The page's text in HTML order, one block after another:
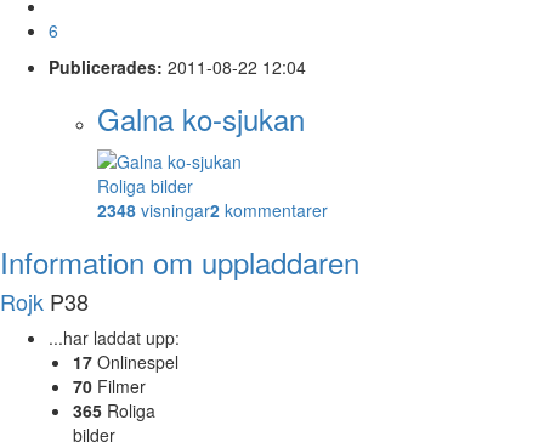
6
Publicerades: 2011-08-22 12:04
Galna ko-sjukan
Roliga bilder
2348 visningar2 kommentarer
Information om uppladdaren
Rojk P38
...har laddat upp:
17 Onlinespel
70 Filmer
365 Roliga
bilder